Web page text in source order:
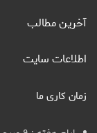
آخرین مطالب
اطلاعات سایت
زمان کاری ما